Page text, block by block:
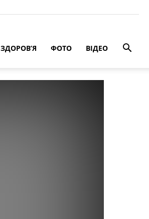
ЗДОРОВ’Я ФОТО ВІДЕО